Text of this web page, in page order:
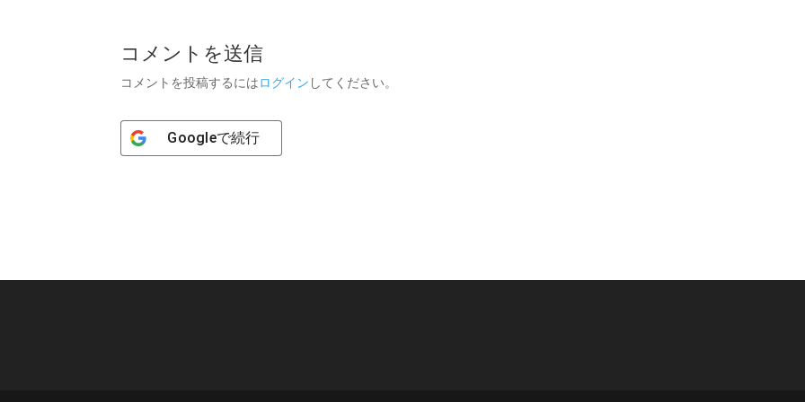
コメントを送信
コメントを投稿するにはログイン してください。
Googleで続行